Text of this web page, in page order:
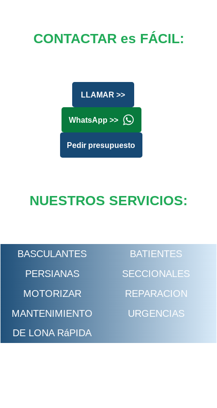
CONTACTAR es FÁCIL:
LLAMAR >>
WhatsApp >>
Pedir presupuesto
NUESTROS SERVICIOS:
BASCULANTES
BATIENTES
PERSIANAS
SECCIONALES
MOTORIZAR
REPARACION
MANTENIMIENTO
URGENCIAS
DE LONA RáPIDA